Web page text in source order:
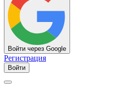
Войти через Google
Регистрация
Войти